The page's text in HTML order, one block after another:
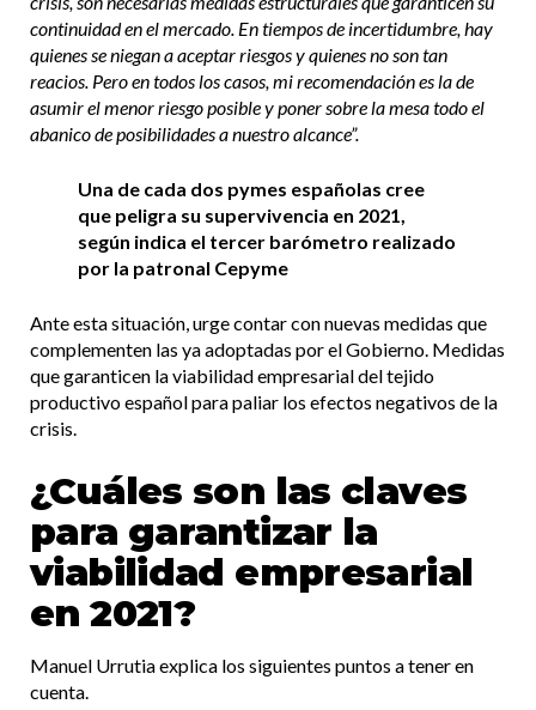
continuidad en el mercado. En tiempos de incertidumbre, hay
quienes se niegan a aceptar riesgos y quienes no son tan
reacios. Pero en todos los casos, mi recomendación es la de
asumir el menor riesgo posible y poner sobre la mesa todo el
abanico de posibilidades a nuestro alcance”.
Una de cada dos pymes españolas cree
que peligra su supervivencia en 2021,
según indica el tercer barómetro realizado
por la patronal Cepyme
Ante esta situación, urge contar con nuevas medidas que
complementen las ya adoptadas por el Gobierno. Medidas
que garanticen la viabilidad empresarial del tejido
productivo español para paliar los efectos negativos de la
crisis.
¿Cuáles son las claves
para garantizar la
viabilidad empresarial
en 2021?
Manuel Urrutia explica los siguientes puntos a tener en
cuenta.